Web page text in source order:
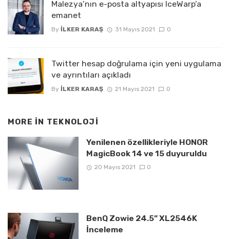
Malezya’nın e-posta altyapısı IceWarp’a
emanet
By İLKER KARAŞ 31 Mayıs 2021 0
Twitter hesap doğrulama için yeni uygulama
ve ayrıntıları açıkladı
By İLKER KARAŞ 21 Mayıs 2021 0
MORE IN TEKNOLOJI
Yenilenen özellikleriyle HONOR
MagicBook 14 ve 15 duyuruldu
20 Mayıs 2021 0
BenQ Zowie 24.5” XL2546K
İnceleme